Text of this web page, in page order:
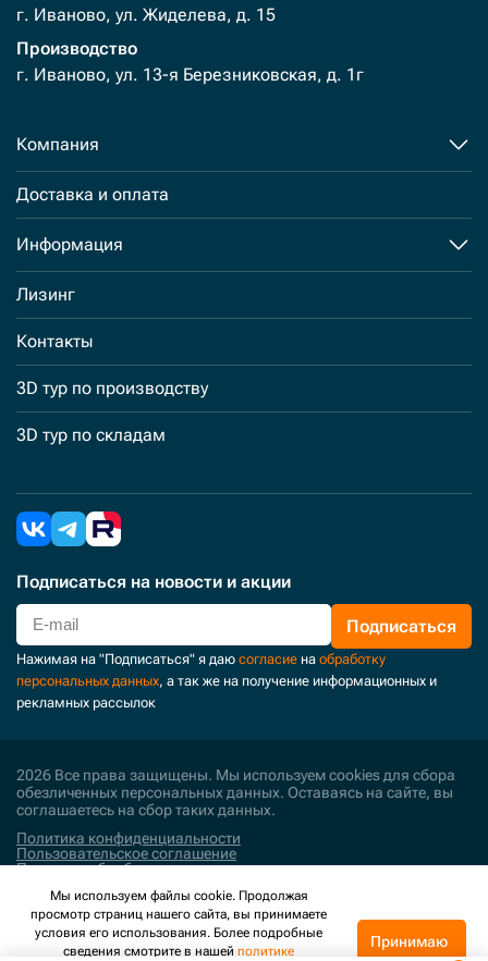
г. Иваново, ул. Жиделева, д. 15
Производство
г. Иваново, ул. 13-я Березниковская, д. 1г
Компания
Доставка и оплата
Информация
Лизинг
Контакты
3D тур по производству
3D тур по складам
Подписаться на новости и акции
Подписаться
Нажимая на "Подписаться" я даю согласие на обработку
персональных данных, а так же на получение информационных и
рекламных рассылок
2026 Все права защищены. Мы используем cookies для сбора
обезличенных персональных данных. Оставаясь на сайте, вы
соглашаетесь на сбор таких данных.
Политика конфиденциальности
Пользовательское соглашение
Политика обработки персональных данных
Поддержка и развитие
Мы используем файлы cookie. Продолжая
просмотр страниц нашего сайта, вы принимаете
условия его использования. Более подробные
сведения смотрите в нашей политике
Принимаю